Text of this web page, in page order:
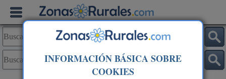
INFORMACIÓN BÁSICA SOBRE
COOKIES